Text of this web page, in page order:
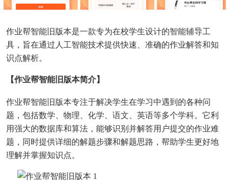
作业帮智能旧版本是一款专为在校学生设计的智能辅导工
具，旨在通过人工智能技术提供快速、准确的作业解答和知
识点解析。
【作业帮智能旧版本简介】
作业帮智能旧版本专注于解决学生在学习中遇到的各种问
题，包括数学、物理、化学、语文、英语等多个学科。它利
用强大的数据库和算法，能够识别并解答用户提交的作业难
题，同时提供详细的解题步骤和解题思路，帮助学生更好地
理解并掌握知识点。